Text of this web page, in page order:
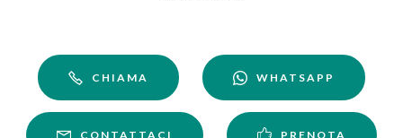
CHIAMA WHATSAPP
CONTATTACI PRENOTA